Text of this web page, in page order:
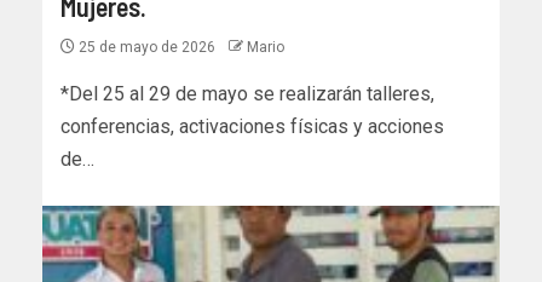
25 de mayo de 2026 Mario
*Del 25 al 29 de mayo se realizarán talleres,
conferencias, activaciones físicas y acciones
de…